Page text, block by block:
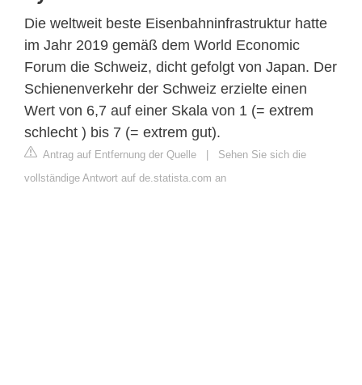
Die weltweit beste Eisenbahninfrastruktur hatte
im Jahr 2019 gemäß dem World Economic
Forum die Schweiz, dicht gefolgt von Japan. Der
Schienenverkehr der Schweiz erzielte einen
Wert von 6,7 auf einer Skala von 1 (= extrem
schlecht ) bis 7 (= extrem gut).
Antrag auf Entfernung der Quelle
Sehen Sie sich die
vollständige Antwort auf de.statista.com an